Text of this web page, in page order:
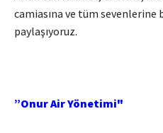
camiasına ve tüm sevenlerine
paylaşıyoruz.
”Onur Air Yönetimi"